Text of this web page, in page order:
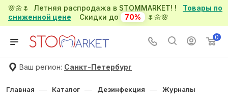
🌸🌼🌷 Летняя распродажа в STOMMARKET! ! Товары по
сниженной цене Скидки до 70% 🌷🌼🌸
0
Ваш регион: Санкт-Петербург
Главная — Каталог — Дезинфекция — Журналы